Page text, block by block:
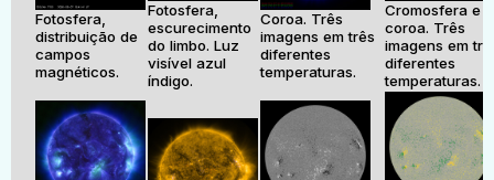
Fotosfera,
distribuição de
campos
magnéticos.
Fotosfera,
escurecimento
do limbo. Luz
visível azul
índigo.
Coroa. Três
imagens em três
diferentes
temperaturas.
Cromosfera e
coroa. Três
imagens em
diferentes
temperaturas.